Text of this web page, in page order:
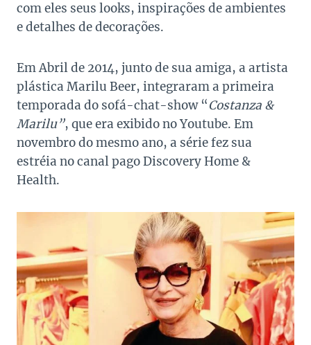
com eles seus looks, inspirações de ambientes
e detalhes de decorações.
Em Abril de 2014, junto de sua amiga, a artista
plástica Marilu Beer, integraram a primeira
temporada do sofá-chat-show “Costanza &
Marilu”, que era exibido no Youtube. Em
novembro do mesmo ano, a série fez sua
estréia no canal pago Discovery Home &
Health.